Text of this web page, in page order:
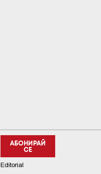
АБОНИРАЙ
СЕ
Editorial